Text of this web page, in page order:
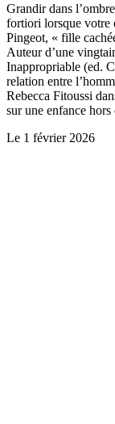
Grandir dans
fortiori lorsque votre
Pingeot, « fille
Auteur d’une
Inappropriable (ed.
relation entre
Rebecca Fitoussi
sur une enfance
Le 1 février 2026